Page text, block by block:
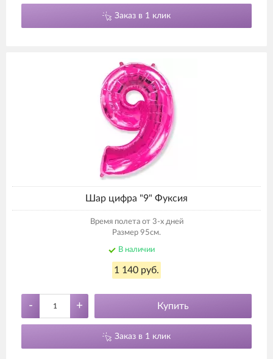
Заказ в 1 клик
Шар цифра "9" Фуксия
Время полета от 3-х дней
Размер 95см.
В наличии
1 140 руб.
- + Купить
Заказ в 1 клик